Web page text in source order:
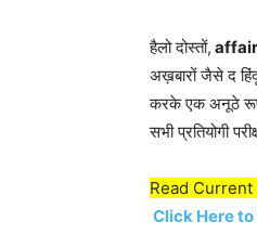
हैलो दोस्तों,
अख़बारों जैसे द
करके एक अनूठे
सभी प्रतियोगी
Read
Click Here